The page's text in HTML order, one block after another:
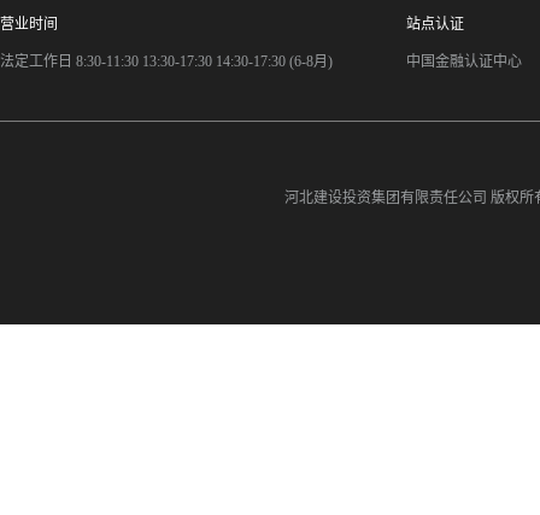
营业时间
法定工作日 8:30-11:30 13:30-17:30 14:30-17:30 (6-8月)
站点认证
中国金融认证中心
河北建设投资集团有限责任公司 版权所